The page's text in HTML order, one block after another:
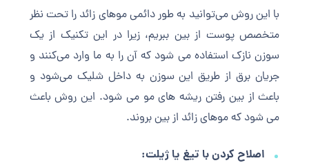
با این روش می‌توانید به طور دائمی موهای زائد را تحت نظر
متخصص پوست از بین ببریم، زیرا در این تکنیک از یک
سوزن نازک استفاده می شود که آن را به ما وارد می‌کنند و
جریان برق از طریق این سوزن به داخل شلیک می‌شود و
باعث از بین رفتن ریشه های مو می شود. این روش باعث
می شود که موهای زائد از بین بروند.
اصلاح کردن با تیغ یا ژیلت: